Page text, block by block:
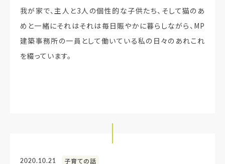
我が家で、主人と3人の個性的な子供たち、そして猫のあ
めと一緒にそれはそれは毎日賑やかに暮らしながら、MP
建築事務所の一員として働いている私の日々のあれこれ
を綴っています。
2020.10.21 子育ての話